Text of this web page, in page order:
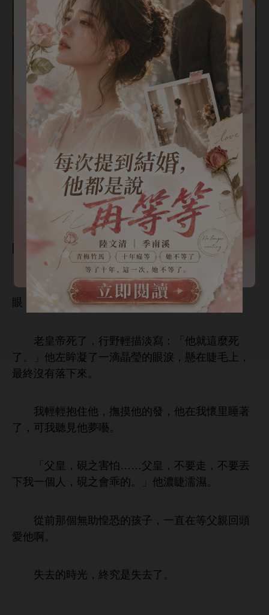
郭宇欣VS王道鐵首搭，顏值最頂雙強組合！蓄謀已
久，酸澀拉扯，橫刀奪愛，又爭又搶小甜餅！
「婉儀，以后沒 以欺負 們硯之
，
。」
向虛空伸 ， 過燈滅，
含笑閉
，什麼都沒握
落 。
老皇帝 ， 野 描淡 ：「 就
麼
。」
眸凝 滴晶瑩 淚，懸 睫毛
，
最終沒
落 。
抱 ，撫摸 ， 懷里
著
，
見 囈。
「父皇，硯之害怕……父皇， ，
丟
個
，硯之 乖 。」 濃睫濡濕。
從 個無助惶恐 孩子， 直
等父親回
啊。
失 ，終究 失 。